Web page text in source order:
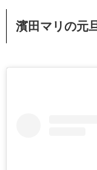
濱田マリの元